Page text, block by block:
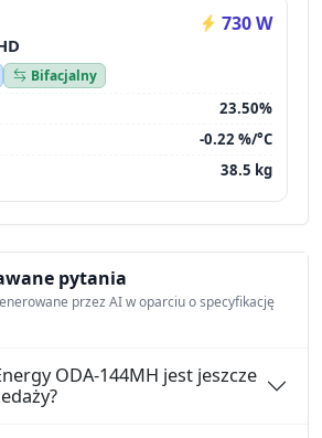
730 W
Bifacjalny
23.50%
-0.22 %/°C
38.5 kg
pytania
przez AI w oparciu o specyfikację
ODA-144MH jest jeszcze